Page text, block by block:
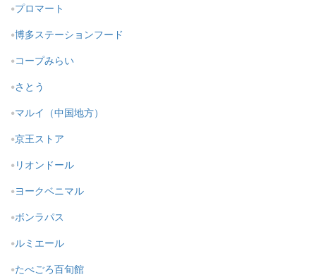
プロマート
博多ステーションフード
コープみらい
さとう
マルイ（中国地方）
京王ストア
リオンドール
ヨークベニマル
ボンラパス
ルミエール
たべごろ百旬館